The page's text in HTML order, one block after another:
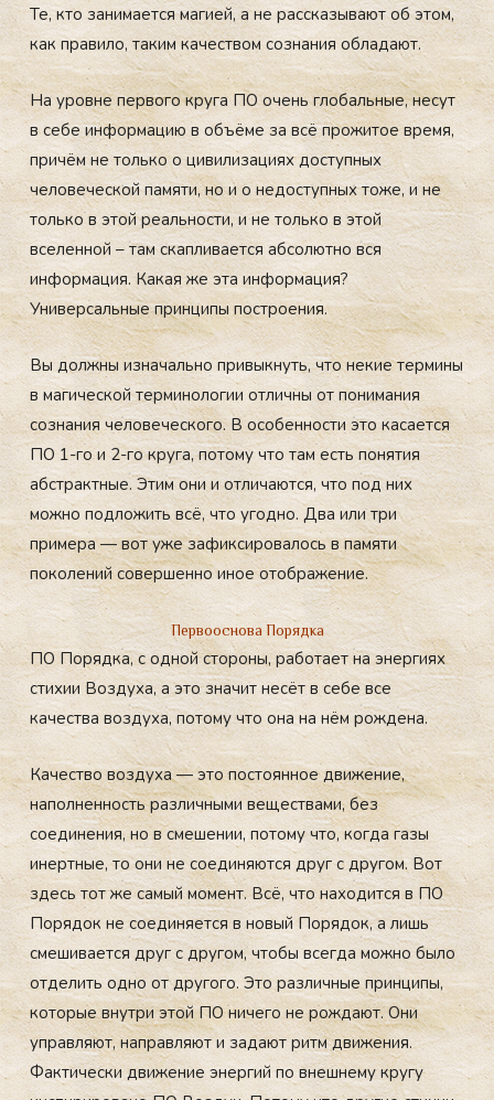
Те, кто занимается магией, а не рассказывают об этом,
как правило, таким качеством сознания обладают.
На уровне первого круга ПО очень глобальные, несут
в себе информацию в объёме за всё прожитое время,
причём не только о цивилизациях доступных
человеческой памяти, но и о недоступных тоже, и не
только в этой реальности, и не только в этой
вселенной – там скапливается абсолютно вся
информация. Какая же эта информация?
Универсальные принципы построения.
Вы должны изначально привыкнуть, что некие термины
в магической терминологии отличны от понимания
сознания человеческого. В особенности это касается
ПО 1-го и 2-го круга, потому что там есть понятия
абстрактные. Этим они и отличаются, что под них
можно подложить всё, что угодно. Два или три
примера — вот уже зафиксировалось в памяти
поколений совершенно иное отображение.
Первооснова Порядка
ПО Порядка, с одной стороны, работает на энергиях
стихии Воздуха, а это значит несёт в себе все
качества воздуха, потому что она на нём рождена.
Качество воздуха — это постоянное движение,
наполненность различными веществами, без
соединения, но в смешении, потому что, когда газы
инертные, то они не соединяются друг с другом. Вот
здесь тот же самый момент. Всё, что находится в ПО
Порядок не соединяется в новый Порядок, а лишь
смешивается друг с другом, чтобы всегда можно было
отделить одно от другого. Это различные принципы,
которые внутри этой ПО ничего не рождают. Они
управляют, направляют и задают ритм движения.
Фактически движение энергий по внешнему кругу